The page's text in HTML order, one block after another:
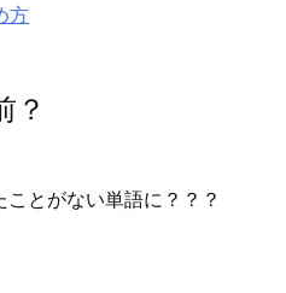
方
？
とがない単語に？？？